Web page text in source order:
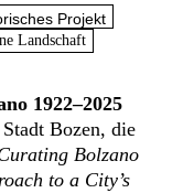
Projekt
Landschaft
1922–2025
Bozen, die
Bolzano
to a City’s